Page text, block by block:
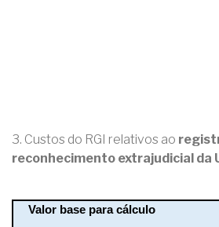
3. Custos do RGI relativos ao
reconhecimento extrajudicial da
Valor base para cálculo